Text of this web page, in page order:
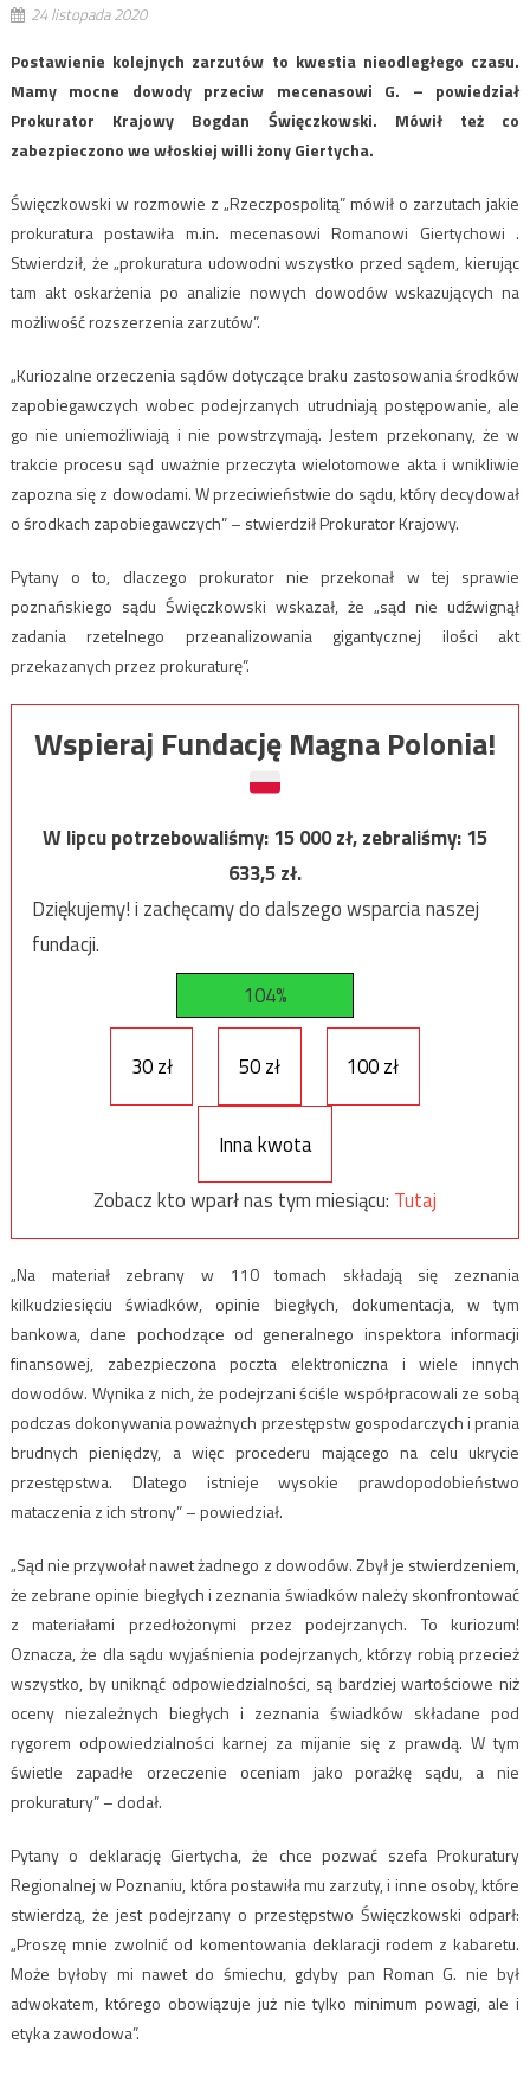
24 listopada 2020
Postawienie kolejnych zarzutów to kwestia nieodległego czasu.
Mamy mocne dowody przeciw mecenasowi G. – powiedział
Prokurator Krajowy Bogdan Święczkowski. Mówił też co
zabezpieczono we włoskiej willi żony Giertycha.
Święczkowski w rozmowie z „Rzeczpospolitą” mówił o zarzutach jakie
prokuratura postawiła m.in. mecenasowi Romanowi Giertychowi .
Stwierdził, że „prokuratura udowodni wszystko przed sądem, kierując
tam akt oskarżenia po analizie nowych dowodów wskazujących na
możliwość rozszerzenia zarzutów”.
„Kuriozalne orzeczenia sądów dotyczące braku zastosowania środków
zapobiegawczych wobec podejrzanych utrudniają postępowanie, ale
go nie uniemożliwiają i nie powstrzymają. Jestem przekonany, że w
trakcie procesu sąd uważnie przeczyta wielotomowe akta i wnikliwie
zapozna się z dowodami. W przeciwieństwie do sądu, który decydował
o środkach zapobiegawczych” – stwierdził Prokurator Krajowy.
Pytany o to, dlaczego prokurator nie przekonał w tej sprawie
poznańskiego sądu Święczkowski wskazał, że „sąd nie udźwignął
zadania rzetelnego przeanalizowania gigantycznej ilości akt
przekazanych przez prokuraturę”.
Wspieraj Fundację Magna Polonia!
W lipcu potrzebowaliśmy:15 000zł, zebraliśmy:15
633,5zł.
Dziękujemy! i zachęcamy do dalszego wsparcia naszej
fundacji.
104%
30 zł 50 zł 100 zł
Inna kwota
Zobacz kto wparł nas tym miesiącu: Tutaj
„Na materiał zebrany w 110 tomach składają się zeznania
kilkudziesięciu świadków, opinie biegłych, dokumentacja, w tym
bankowa, dane pochodzące od generalnego inspektora informacji
finansowej, zabezpieczona poczta elektroniczna i wiele innych
dowodów. Wynika z nich, że podejrzani ściśle współpracowali ze sobą
podczas dokonywania poważnych przestępstw gospodarczych i prania
brudnych pieniędzy, a więc procederu mającego na celu ukrycie
przestępstwa. Dlatego istnieje wysokie prawdopodobieństwo
mataczenia z ich strony” – powiedział.
„Sąd nie przywołał nawet żadnego z dowodów. Zbył je stwierdzeniem,
że zebrane opinie biegłych i zeznania świadków należy skonfrontować
z materiałami przedłożonymi przez podejrzanych. To kuriozum!
Oznacza, że dla sądu wyjaśnienia podejrzanych, którzy robią przecież
wszystko, by uniknąć odpowiedzialności, są bardziej wartościowe niż
oceny niezależnych biegłych i zeznania świadków składane pod
rygorem odpowiedzialności karnej za mijanie się z prawdą. W tym
świetle zapadłe orzeczenie oceniam jako porażkę sądu, a nie
prokuratury” – dodał.
Pytany o deklarację Giertycha, że chce pozwać szefa Prokuratury
Regionalnej w Poznaniu, która postawiła mu zarzuty, i inne osoby, które
stwierdzą, że jest podejrzany o przestępstwo Święczkowski odparł:
„Proszę mnie zwolnić od komentowania deklaracji rodem z kabaretu.
Może byłoby mi nawet do śmiechu, gdyby pan Roman G. nie był
adwokatem, którego obowiązuje już nie tylko minimum powagi, ale i
etyka zawodowa”.